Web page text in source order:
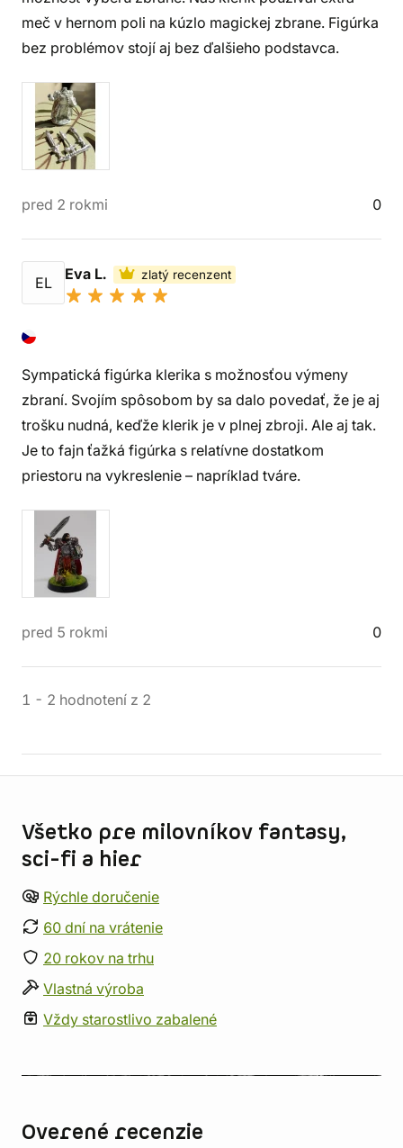
meč v hernom poli na kúzlo magickej zbrane. Figúrka
bez problémov stojí aj bez ďalšieho podstavca.
pred 2 rokmi 0
EL Eva L. zlatý recenzent
Sympatická figúrka klerika s možnosťou výmeny
zbraní. Svojím spôsobom by sa dalo povedať, že je aj
trošku nudná, keďže klerik je v plnej zbroji. Ale aj tak.
Je to fajn ťažká figúrka s relatívne dostatkom
priestoru na vykreslenie – napríklad tváre.
pred 5 rokmi 0
1 - 2 hodnotení z 2
Všetko pre milovníkov fantasy,
sci-fi a hier
Rýchle doručenie
60 dní na vrátenie
20 rokov na trhu
Vlastná výroba
Vždy starostlivo zabalené
Overené recenzie